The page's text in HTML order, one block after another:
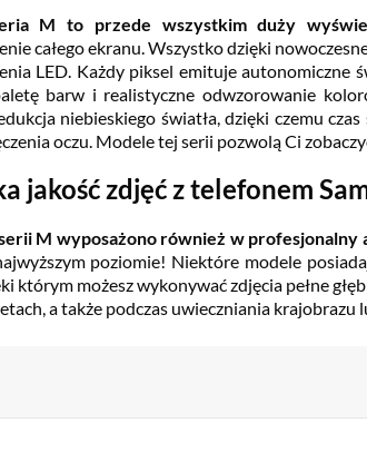
M to przede wszystkim duży
całego ekranu. Wszystko dzięki
LED. Każdy piksel emituje autonomiczne
barw i realistyczne odwzorowanie
niebieskiego światła, dzięki czemu
oczu. Modele tej serii pozwolą Ci
jakość zdjęć z telefonem
M wyposażono również w profesjonalny
poziomie! Niektóre modele
którym możesz wykonywać zdjęcia pełne
a także podczas uwieczniania krajobrazu